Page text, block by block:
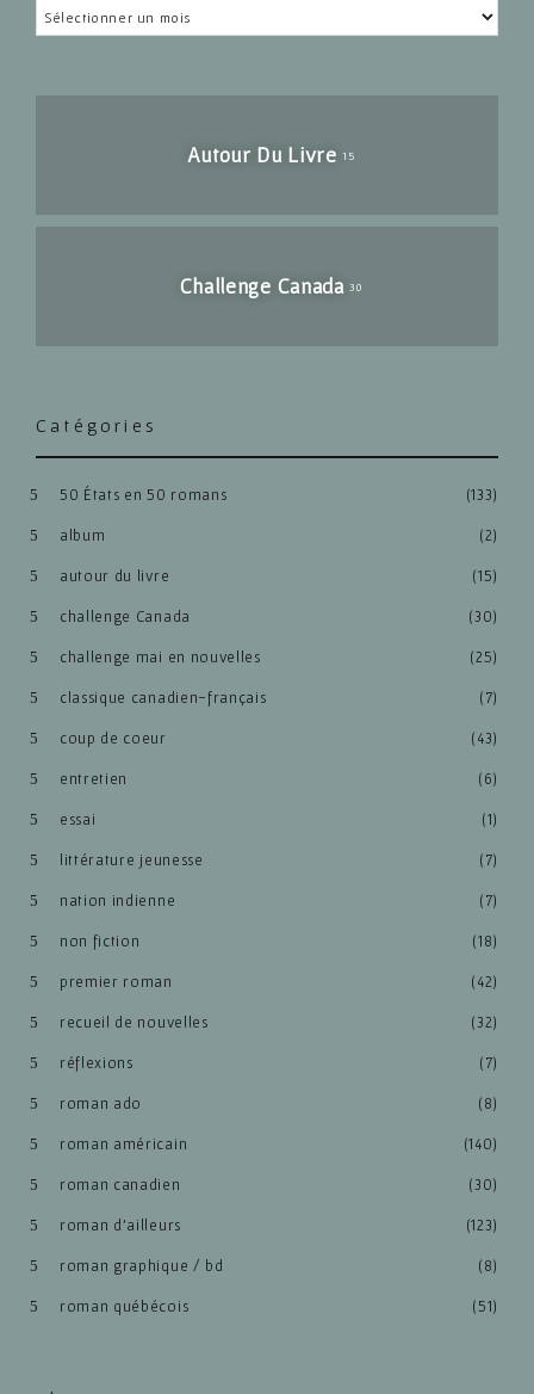
Archives
Autour Du Livre 15
Challenge Canada 30
Catégories
50 États en 50 romans (133)
album (2)
autour du livre (15)
challenge Canada (30)
challenge mai en nouvelles (25)
classique canadien-français (7)
coup de coeur (43)
entretien (6)
essai (1)
littérature jeunesse (7)
nation indienne (7)
non fiction (18)
premier roman (42)
recueil de nouvelles (32)
réflexions (7)
roman ado (8)
roman américain (140)
roman canadien (30)
roman d'ailleurs (123)
roman graphique / bd (8)
roman québécois (51)